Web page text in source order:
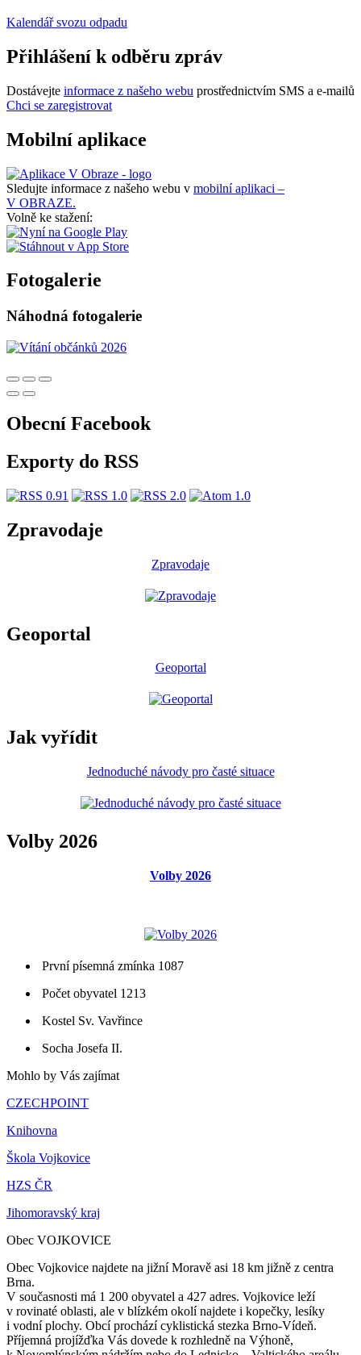
Kalendář svozu odpadu
Přihlášení k odběru zpráv
Dostávejte informace z našeho webu prostřednictvím SMS a e-mailů
Chci se zaregistrovat
Mobilní aplikace
Sledujte informace z našeho webu v mobilní aplikaci –
V OBRAZE.
Volně ke stažení:
Fotogalerie
Náhodná fotogalerie
Obecní Facebook
Exporty do RSS
Zpravodaje
Zpravodaje
Geoportal
Geoportal
Jak vyřídit
Jednoduché návody pro časté situace
Volby 2026
Volby 2026
První písemná zmínka 1087
Počet obyvatel 1213
Kostel Sv. Vavřince
Socha Josefa II.
Mohlo by Vás zajímat
CZECHPOINT
Knihovna
Škola Vojkovice
HZS ČR
Jihomoravský kraj
Obec VOJKOVICE
Obec Vojkovice najdete na jižní Moravě asi 18 km jižně z centra
Brna.
V současnosti má 1 200 obyvatel a 427 adres. Vojkovice leží
v rovinaté oblasti, ale v blízkém okolí najdete i kopečky, lesíky
i vodní plochy. Obcí prochází cyklistická stezka Brno-Vídeň.
Příjemná projížďka Vás dovede k rozhledně na Výhoně,